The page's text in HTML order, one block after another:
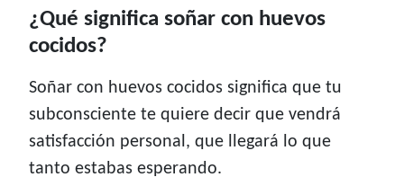
¿Qué significa soñar con huevos
cocidos?
Soñar con huevos cocidos significa que tu
subconsciente te quiere decir que vendrá
satisfacción personal, que llegará lo que
tanto estabas esperando.